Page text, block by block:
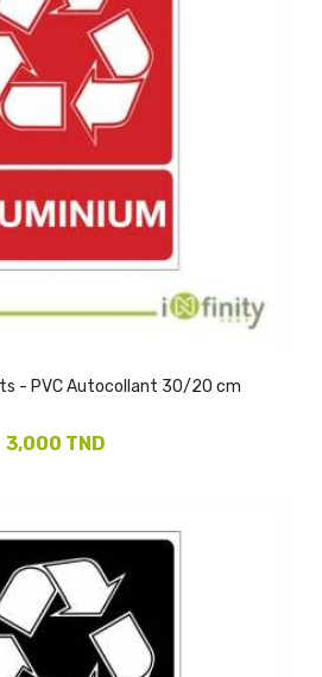
- PVC Autocollant 30/20 cm
3,000 TND